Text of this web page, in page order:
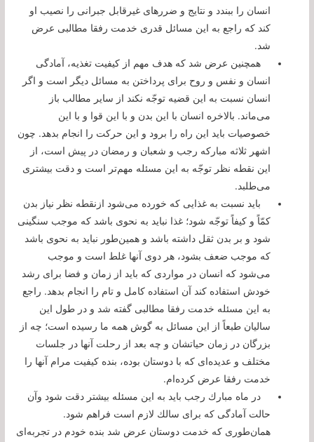
انسان را ببندد و نتایج و ضررهای غیرقابل جبرانی را نصیب او
كند كه راجع به این مسائل قدری خدمت رفقا مطالبی عرض
شد.
همچنین عرض شد كه هدف مهم از كیفیت تغذیه، آمادگی
انسان و نفس و روح برای پرداختن به مسائل دیگر است و اگر
انسان نسبت به این قضیه توجّه نكند از سایر مطالب باز
می‌ماند. بالاخره انسان با این بدن و با این قوا و با این
خصوصیات باید این راه را برود و این حركت را انجام بدهد. چون
اشهر ثلاثه مباركه رجب و شعبان و رمضان در پیش است، از
این نقطه نظر توجّه به این مسئله مهم‌تر است و دقت بیشتری
می‌طلبد.
باید نسبت به غذایی كه خورده می‌شود ازنقطه نظر نیاز بدن
كمّاً و كیفاً توجّه شود؛ غذا نباید به نحوی باشد كه موجب سنگینی
شود و بر بدن ثقل داشته باشد و همین‌طور نباید به نحوی باشد
كه موجب ضعف بشود، هر دوی آنها غلط است و موجب
می‌شود كه انسان در مواردی كه باید از زمان و فضا برای رشد
خودش استفاده كند آن استفاده كامل و تام را انجام بدهد. راجع
به این مسئله خدمت رفقا مطالبی گفته شد و در طول این
سالیان طبعاً از این مسائل به گوش همه ما رسیده است؛ چه از
بزرگان در زمان حیاتشان و چه بعد از رحلت آنها در جلسات
مختلف و عدیده‌ای كه با دوستان بوده، بنده كیفیت مرام آنها را
خدمت رفقا عرض كرده‌ام.
در ماه مبارك رجب باید به این مسئله بیشتر دقت شود وآن
حالت آمادگی كه برای سالك لازم است فراهم شود.
همان‌طوری كه خدمت دوستان عرض شد بنده خودم در تجربه‌ای